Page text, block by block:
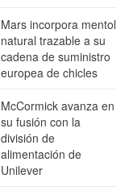
Mars incorpora mentol
natural trazable a su
cadena de suministro
europea de chicles
McCormick avanza en
su fusión con la
división de
alimentación de
Unilever